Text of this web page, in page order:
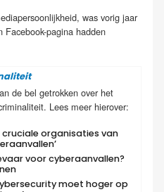
was vorig jaar
Facebook-pagina hadden
de bel getrokken over het
Lees meer hierover:
cruciale organisaties van
voor cyberaanvallen?
moet hoger op